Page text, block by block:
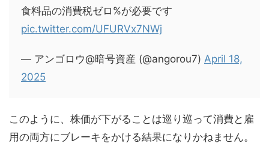
食料品の消費税ゼロ%が必要です
pic.twitter.com/UFURVx7NWj
— アンゴロウ@暗号資産 (@angorou7) April 18,
2025
このように、株価が下がることは巡り巡って消費と雇
用の両方にブレーキをかける結果になりかねません。